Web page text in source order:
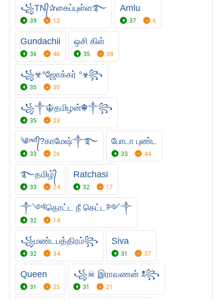
꧁TN᭄✰கைப்புள்ள࿐
39 12
Amlu
37 6
Gundachii
36 40
ஒசி கிள்
35 38
꧁☣°ஜோக்கர் °☣꧂
35 30
꧁༒☬தமிழன்☬༒꧂
35 23
༄ᶦᶰᵈ᭄?காமேஷ்༒࿐
33 26
போடா புண்ட
33 44
࿐தமிழ்᭄
33 24
Ratchasi
32 17
༒༺தொட்ட நீ கெட்ட༻༒
32 14
꧁மண்டபத்திரம்꧂
32 34
Siva
31 37
Queen
31 25
꧁☠︎ இராவணன் ☠︎꧂
31 21